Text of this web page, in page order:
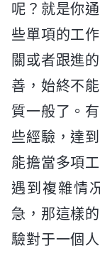
呢？就是你
些單項的工
關或者跟進
善，始終不
質一般了。
些經驗，達
能擔當多項
遇到複雜情
急，那這樣
驗對于一個